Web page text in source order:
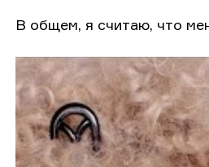
В общем, я считаю, что